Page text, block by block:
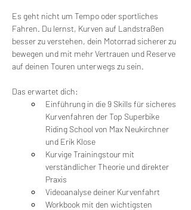
Es geht nicht um Tempo oder sportliches
Fahren. Du lernst, Kurven auf Landstraßen
besser zu verstehen, dein Motorrad sicherer zu
bewegen und mit mehr Vertrauen und Reserve
auf deinen Touren unterwegs zu sein.
Das erwartet dich:
Einführung in die 9 Skills für sicheres
Kurvenfahren der Top Superbike
Riding School von Max Neukirchner
und Erik Klose
Kurvige Trainingstour mit
verständlicher Theorie und direkter
Praxis
Videoanalyse deiner Kurvenfahrt
Workbook mit den wichtigsten